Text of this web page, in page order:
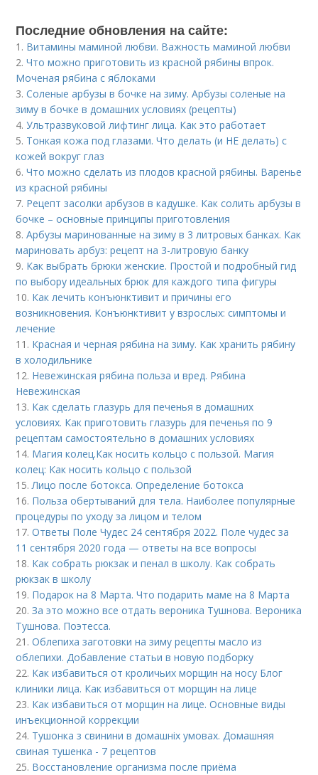
Последние обновления на сайте:
1. Витамины маминой любви. Важность маминой любви
2.Что можно приготовить из красной рябины впрок.
Моченая рябина с яблоками
3.Соленые арбузы в бочке на зиму. Арбузы соленые на
зиму в бочке в домашних условиях (рецепты)
4.Ультразвуковой лифтинг лица. Как это работает
5. Тонкая кожа под глазами. Что делать (и НЕ делать) с
кожей вокруг глаз
6.Что можно сделать из плодов красной рябины. Варенье
из красной рябины
7. Рецепт засолки арбузов в кадушке. Как солить арбузы в
бочке – основные принципы приготовления
8.Арбузы маринованные на зиму в 3 литровых банках. Как
мариновать арбуз: рецепт на 3-литровую банку
9. Как выбрать брюки женские. Простой и подробный гид
по выбору идеальных брюк для каждого типа фигуры
10. Как лечить конъюнктивит и причины его
возникновения. Конъюнктивит у взрослых: симптомы и
лечение
11. Красная и черная рябина на зиму. Как хранить рябину
в холодильнике
12. Невежинская рябина польза и вред. Рябина
Невежинская
13. Как сделать глазурь для печенья в домашних
условиях. Как приготовить глазурь для печенья по 9
рецептам самостоятельно в домашних условиях
14. Магия колец.Как носить кольцо с пользой. Магия
колец: Как носить кольцо с пользой
15.Лицо после ботокса. Определение ботокса
16. Польза обертываний для тела. Наиболее популярные
процедуры по уходу за лицом и телом
17.Ответы Поле Чудес 24 сентября 2022. Поле чудес за
11 сентября 2020 года — ответы на все вопросы
18. Как собрать рюкзак и пенал в школу. Как собрать
рюкзак в школу
19. Подарок на 8 Марта. Что подарить маме на 8 Марта
20.За это можно все отдать вероника Тушнова. Вероника
Тушнова. Поэтесса.
21.Облепиха заготовки на зиму рецепты масло из
облепихи. Добавление статьи в новую подборку
22. Как избавиться от кроличьих морщин на носу Блог
клиники лица. Как избавиться от морщин на лице
23. Как избавиться от морщин на лице. Основные виды
инъекционной коррекции
24. Тушонка з свинини в домашніх умовах. Домашняя
свиная тушенка - 7 рецептов
25. Восстановление организма после приёма